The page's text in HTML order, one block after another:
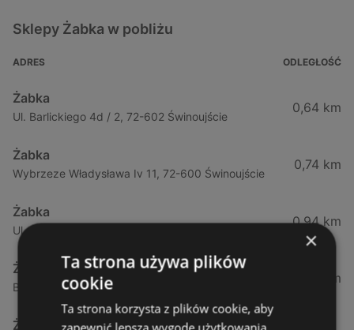
Sklepy Żabka w pobliżu
ADRES ODLEGŁOŚĆ
Żabka
Ul. Barlickiego 4d / 2, 72-602 Świnoujście
0,64 km
Żabka
Wybrzeze Władysława Iv 11, 72-600 Świnoujście
0,74 km
Żabka
Ul. Bohaterów Września 49, 72-600 Świnoujście
0,94 km
Żabka
Bohaterów Września 52, 72-600 Świnoujście
1,02 km
Żabka
×
Ta strona używa plików
cookie
Ta strona korzysta z plików cookie, aby